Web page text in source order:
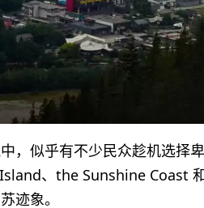
，似乎有不少民众趁机选
、the Sunshine Coast
迹象。